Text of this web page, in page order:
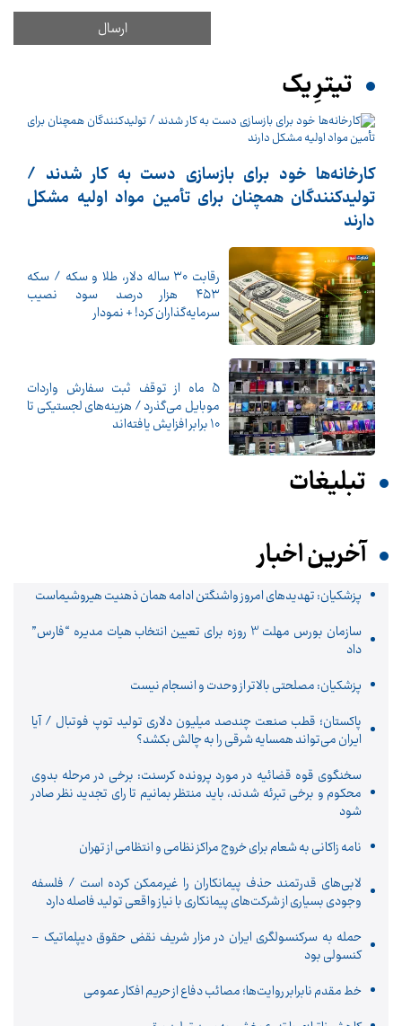
تیترِ یک
کارخانه‌ها خود برای بازسازی دست به کار شدند /
تولیدکنندگان همچنان برای تأمین مواد اولیه مشکل
دارند
رقابت ۳۰ ساله دلار، طلا و سکه / سکه
۴۵۳ هزار درصد سود نصیب
سرمایه‌گذاران کرد! + نمودار
5 ماه از توقف ثبت سفارش واردات
موبایل می‌گذرد / هزینه‌های لجستیکی تا
10 برابر افزایش یافته‌اند
تبلیغات
آخرین اخبار
پزشکیان: تهدیدهای امروز واشنگتن ادامه همان ذهنیت هیروشیماست
سازمان بورس مهلت 3 روزه برای تعیین انتخاب هیات مدیره “فارس”
داد
پزشکیان: مصلحتی بالاتر از وحدت و انسجام نیست
پاکستان؛ قطب صنعت چندصد میلیون دلاری تولید توپ فوتبال / آیا
ایران می‌تواند همسایه شرقی را به چالش بکشد؟
سخنگوی قوه قضائیه در مورد پرونده کرسنت: برخی در مرحله بدوی
محکوم و برخی تبرئه شدند، باید منتظر بمانیم تا رای تجدید نظر صادر
شود
نامه زاکانی به شعام برای خروج مراکز نظامی و انتظامی از تهران
لابی‌های قدرتمند حذف پیمانکاران را غیرممکن کرده است / فلسفه
وجودی بسیاری از شرکت‌های پیمانکاری با نیاز واقعی تولید فاصله دارد
حمله به سرکنسولگری ایران در مزار شریف نقض حقوق دیپلماتیک –
کنسولی بود
خط مقدم نابرابر روایت‌ها؛ مصائب دفاع از حریم افکار عمومی